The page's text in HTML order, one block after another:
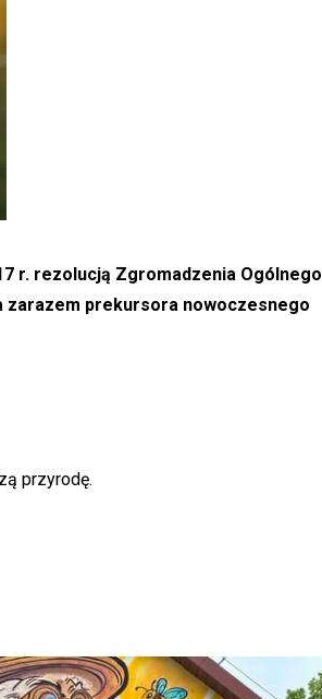
r. rezolucją Zgromadzenia Ogólnego
zarazem prekursora nowoczesnego
przyrodę.